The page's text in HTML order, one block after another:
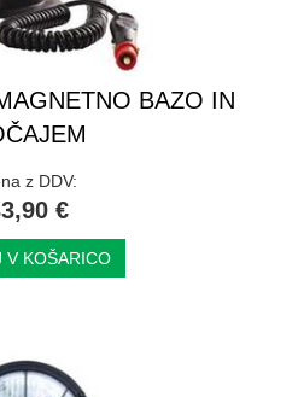
BAZO IN
z DDV:
€
V KOŠARICO